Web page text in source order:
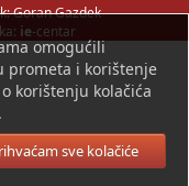
Goran Gazdek
ie-centar
omogućili
prometa i korištenje
korištenju kolačića
.